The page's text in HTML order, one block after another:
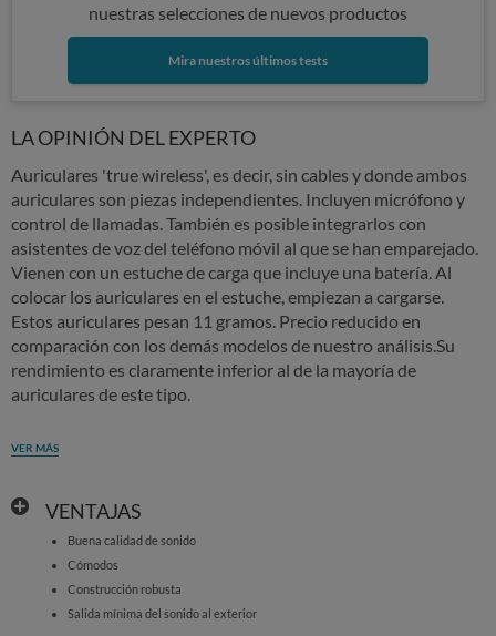
nuestras selecciones de nuevos productos
Mira nuestros últimos tests
LA OPINIÓN DEL EXPERTO
Auriculares 'true wireless', es decir, sin cables y donde ambos
auriculares son piezas independientes. Incluyen micrófono y
control de llamadas. También es posible integrarlos con
asistentes de voz del teléfono móvil al que se han emparejado.
Vienen con un estuche de carga que incluye una batería. Al
colocar los auriculares en el estuche, empiezan a cargarse.
Estos auriculares pesan 11 gramos. Precio reducido en
comparación con los demás modelos de nuestro análisis.Su
rendimiento es claramente inferior al de la mayoría de
auriculares de este tipo.
VER MÁS
VENTAJAS
Buena calidad de sonido
Cómodos
Construcción robusta
Salida mínima del sonido al exterior